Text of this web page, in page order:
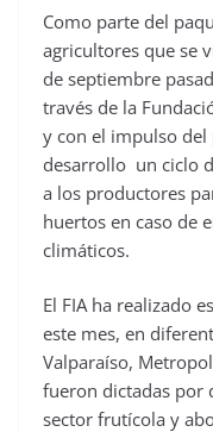
Como parte del
agricultores que se
de septiembre
través de la
y con el impulso
desarrollo un ciclo
a los productores
huertos en caso de
climáticos.
El FIA ha realizado
este mes, en
Valparaíso,
fueron dictadas por
sector frutícola y